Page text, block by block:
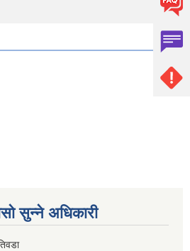
सुन्ने अधिकारी